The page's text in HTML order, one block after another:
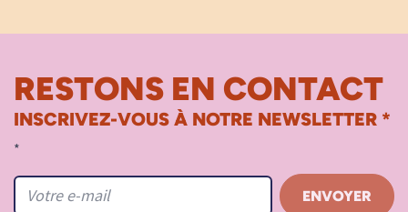
RESTONS EN CONTACT
INSCRIVEZ-VOUS À NOTRE NEWSLETTER *
*